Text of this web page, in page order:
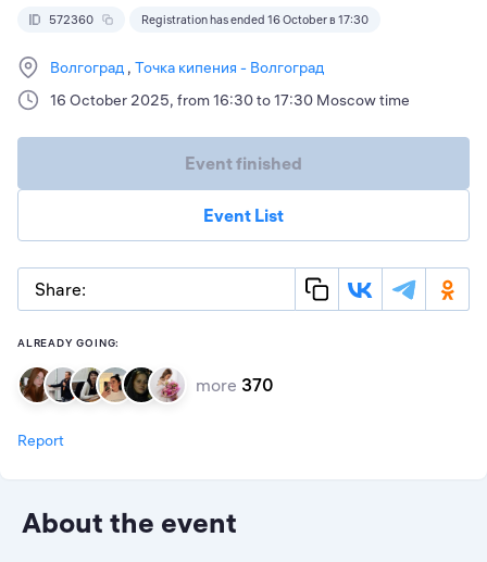
572360 Registration has ended 16 October в 17:30
Волгоград Точка кипения - Волгоград
16 October 2025, from 16:30 to 17:30 Moscow time
Event finished
Event List
Share:
ALREADY GOING:
more 370
Report
About the event